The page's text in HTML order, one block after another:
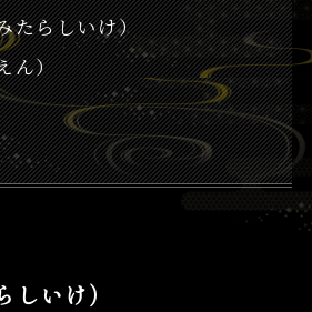
たらしいけ）
ん）
いけ）